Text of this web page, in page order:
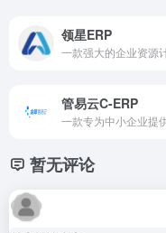
领星ERP
一款强大的企业资源
管易云C-ERP
一款专为中小企业提
暂无评论